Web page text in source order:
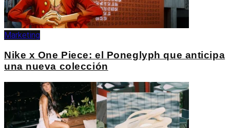
Marketing
Nike x One Piece: el Poneglyph que anticipa
una nueva colección